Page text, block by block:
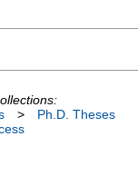
>
Ph.D. Theses